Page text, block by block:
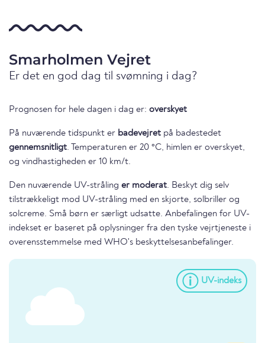
Smarholmen Vejret
Er det en god dag til svømning i dag?
Prognosen for hele dagen i dag er: overskyet
På nuværende tidspunkt er badevejret på badestedet
gennemsnitligt. Temperaturen er 20 °C, himlen er overskyet,
og vindhastigheden er 10 km/t.
Den nuværende UV-stråling er moderat. Beskyt dig selv
tilstrækkeligt mod UV-stråling med en skjorte, solbriller og
solcreme. Små børn er særligt udsatte. Anbefalingen for UV-
indekset er baseret på oplysninger fra den tyske vejrtjeneste i
overensstemmelse med WHO's beskyttelsesanbefalinger.
UV-indeks